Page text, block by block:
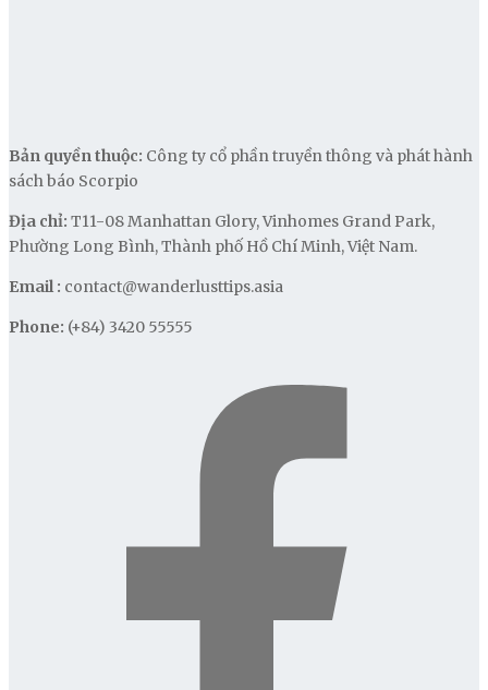
Bản quyền thuộc: Công ty cổ phần truyền thông và phát hành
sách báo Scorpio
Địa chỉ: T11-08 Manhattan Glory, Vinhomes Grand Park,
Phường Long Bình, Thành phố Hồ Chí Minh, Việt Nam.
Email : contact@wanderlusttips.asia
Phone: (+84) 3420 55555